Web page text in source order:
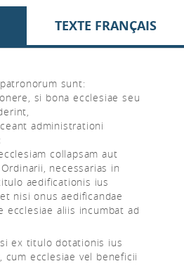
TEXTE FRANÇAIS
sunt:
si bona ecclesiae seu
administrationi
collapsam aut
necessarias in
aedificationis ius
nisi onus aedificandae
ecclesiae aliis incumbat ad
ex titulo dotationis ius
cum ecclesiae vel beneficii